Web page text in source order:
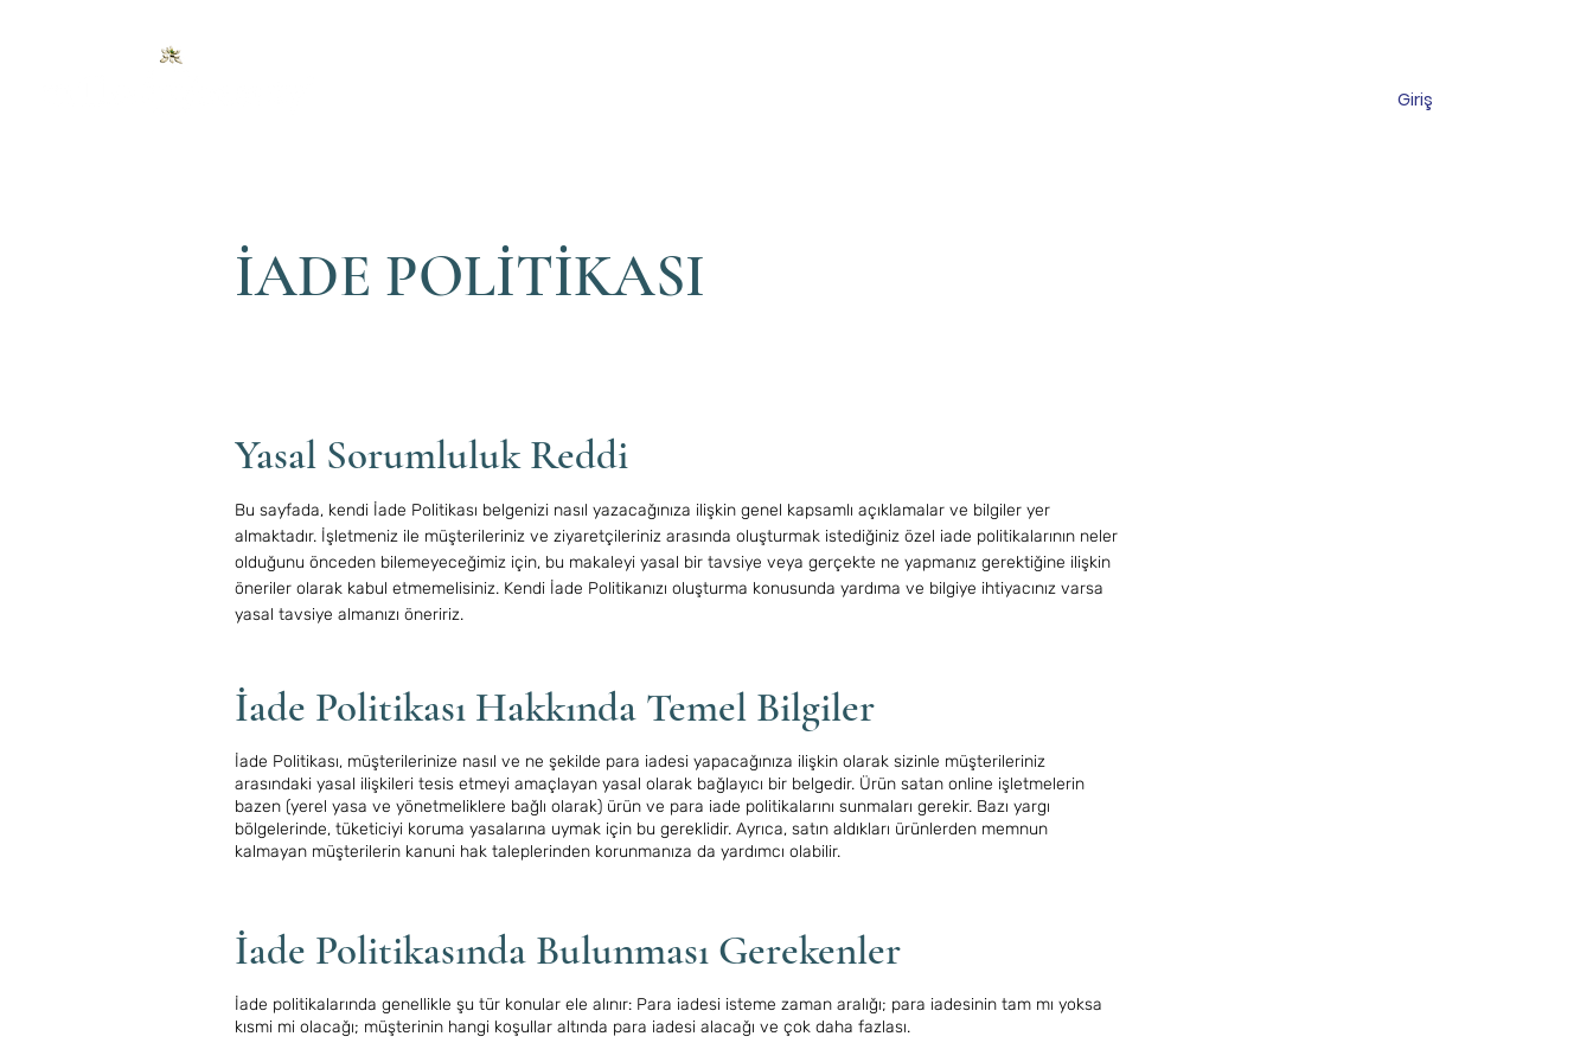
Giriş
İADE POLİTİKASI
Yasal Sorumluluk Reddi
Bu sayfada, kendi İade Politikası belgenizi nasıl yazacağınıza ilişkin genel kapsamlı açıklamalar ve bilgiler yer
almaktadır. İşletmeniz ile müşterileriniz ve ziyaretçileriniz arasında oluşturmak istediğiniz özel iade politikalarının neler
olduğunu önceden bilemeyeceğimiz için, bu makaleyi yasal bir tavsiye veya gerçekte ne yapmanız gerektiğine ilişkin
öneriler olarak kabul etmemelisiniz. Kendi İade Politikanızı oluşturma konusunda yardıma ve bilgiye ihtiyacınız varsa
yasal tavsiye almanızı öneririz.
İade Politikası Hakkında Temel Bilgiler
İade Politikası, müşterilerinize nasıl ve ne şekilde para iadesi yapacağınıza ilişkin olarak sizinle müşterileriniz
arasındaki yasal ilişkileri tesis etmeyi amaçlayan yasal olarak bağlayıcı bir belgedir. Ürün satan online işletmelerin
bazen (yerel yasa ve yönetmeliklere bağlı olarak) ürün ve para iade politikalarını sunmaları gerekir. Bazı yargı
bölgelerinde, tüketiciyi koruma yasalarına uymak için bu gereklidir. Ayrıca, satın aldıkları ürünlerden memnun
kalmayan müşterilerin kanuni hak taleplerinden korunmanıza da yardımcı olabilir.
İade Politikasında Bulunması Gerekenler
İade politikalarında genellikle şu tür konular ele alınır: Para iadesi isteme zaman aralığı; para iadesinin tam mı yoksa
kısmi mi olacağı; müşterinin hangi koşullar altında para iadesi alacağı ve çok daha fazlası.